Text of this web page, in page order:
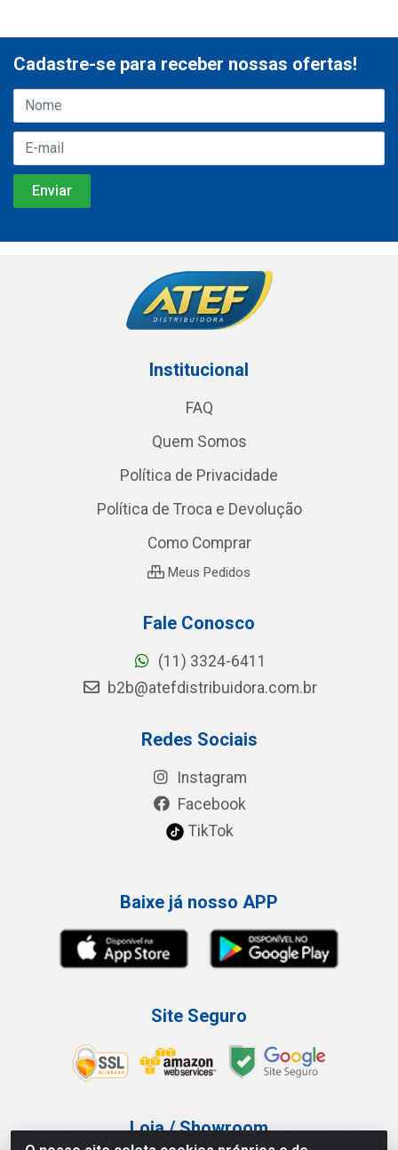
Cadastre-se para receber nossas ofertas!
Institucional
FAQ
Quem Somos
Política de Privacidade
Política de Troca e Devolução
Como Comprar
Meus Pedidos
Fale Conosco
(11) 3324-6411
b2b@atefdistribuidora.com.br
Redes Sociais
Instagram
Facebook
TikTok
Baixe já nosso APP
Site Seguro
Loja / Showroom